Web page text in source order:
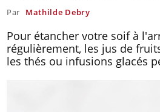
Par Mathilde Debry
Pour étancher votre soif à
régulièrement, les jus de
les thés ou infusions glacés